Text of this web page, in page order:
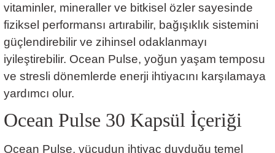
vitaminler, mineraller ve bitkisel özler sayesinde
fiziksel performansı artırabilir, bağışıklık sistemini
güçlendirebilir ve zihinsel odaklanmayı
iyileştirebilir. Ocean Pulse, yoğun yaşam temposu
ve stresli dönemlerde enerji ihtiyacını karşılamaya
yardımcı olur.
Ocean Pulse 30 Kapsül İçeriği
Ocean Pulse, vücudun ihtiyaç duyduğu temel